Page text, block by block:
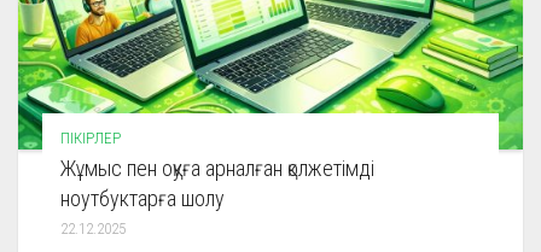
ПІКІРЛЕР
Жұмыс пен оқуға арналған қолжетімді
ноутбуктарға шолу
22.12.2025